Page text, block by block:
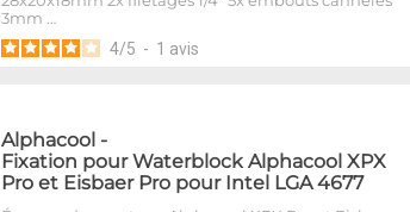
3mm …
4/5 - 1 avis
Alphacool -
Fixation pour Waterblock Alphacool XPX
Pro et Eisbaer Pro pour Intel LGA 4677